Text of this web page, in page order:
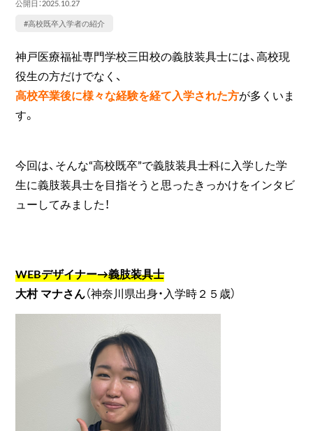
公開日：2025.10.27
#高校既卒入学者の紹介
神戸医療福祉専門学校三田校の義肢装具士には、高校現
役生の方だけでなく、
高校卒業後に様々な経験を経て入学された方が多くいま
す。
今回は、そんな“高校既卒”で義肢装具士科に入学した学
生に義肢装具士を目指そうと思ったきっかけをインタビ
ューしてみました！
WEBデザイナー→義肢装具士
大村 マナさん（神奈川県出身・入学時２５歳）